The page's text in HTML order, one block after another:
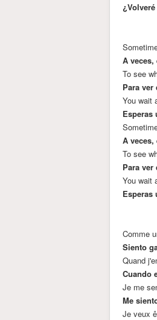
A
To see
Para ver
You wait
Esperas
A
To see
Para ver
You wait
Esperas
Comme
Siento
Quand
Cuando
Je me
Me
Je veux